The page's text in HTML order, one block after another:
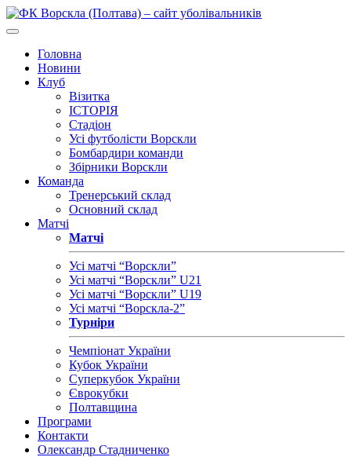
Головна
Новини
Клуб
Візитка
ІСТОРІЯ
Стадіон
Усі футболісти Ворскли
Бомбардири команди
Збірники Ворскли
Команда
Тренерський склад
Основний склад
Матчі
Матчі
Усі матчі “Ворскли”
Усі матчі “Ворскли” U21
Усі матчі “Ворскли” U19
Усі матчі “Ворскла-2”
Турніри
Чемпіонат України
Кубок України
Суперкубок України
Єврокубки
Полтавщина
Програми
Контакти
Олександр Стадниченко